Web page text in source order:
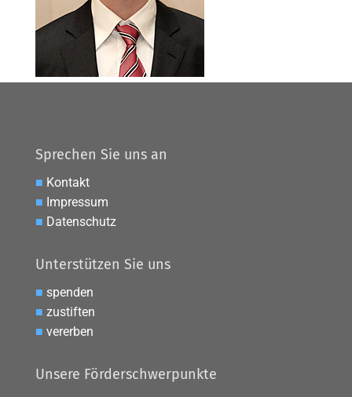
Sprechen Sie uns an
■ Kontakt
■ Impressum
■ Datenschutz
Unterstützen Sie uns
■ spenden
■ zustiften
■ vererben
Unsere Förderschwerpunkte